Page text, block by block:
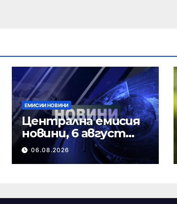
ЕМИСИИ НОВИНИ
Централна емисия
новини, 6 август
2026 г.
06.08.2026